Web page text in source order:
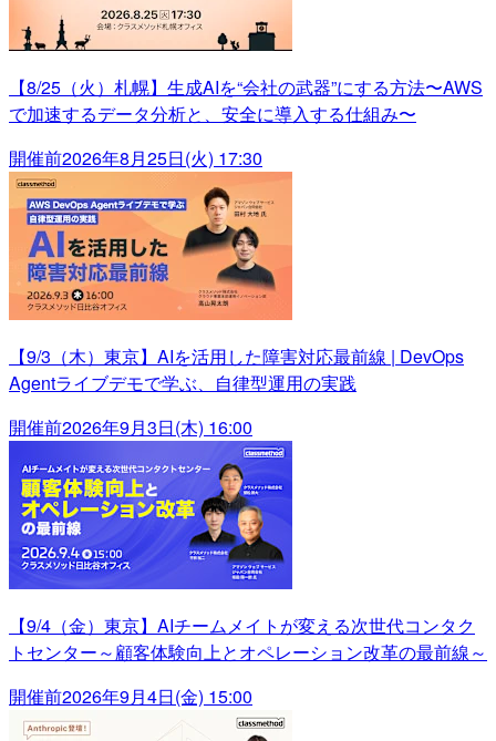
【8/25（火）札幌】生成AIを“会社の武器”にする方法〜AWS
で加速するデータ分析と、安全に導入する仕組み〜
開催前2026年8月25日(火) 17:30
【9/3（木）東京】AIを活用した障害対応最前線 | DevOps
Agentライブデモで学ぶ、自律型運用の実践
開催前2026年9月3日(木) 16:00
【9/4（金）東京】AIチームメイトが変える次世代コンタク
トセンター～顧客体験向上とオペレーション改革の最前線～
開催前2026年9月4日(金) 15:00